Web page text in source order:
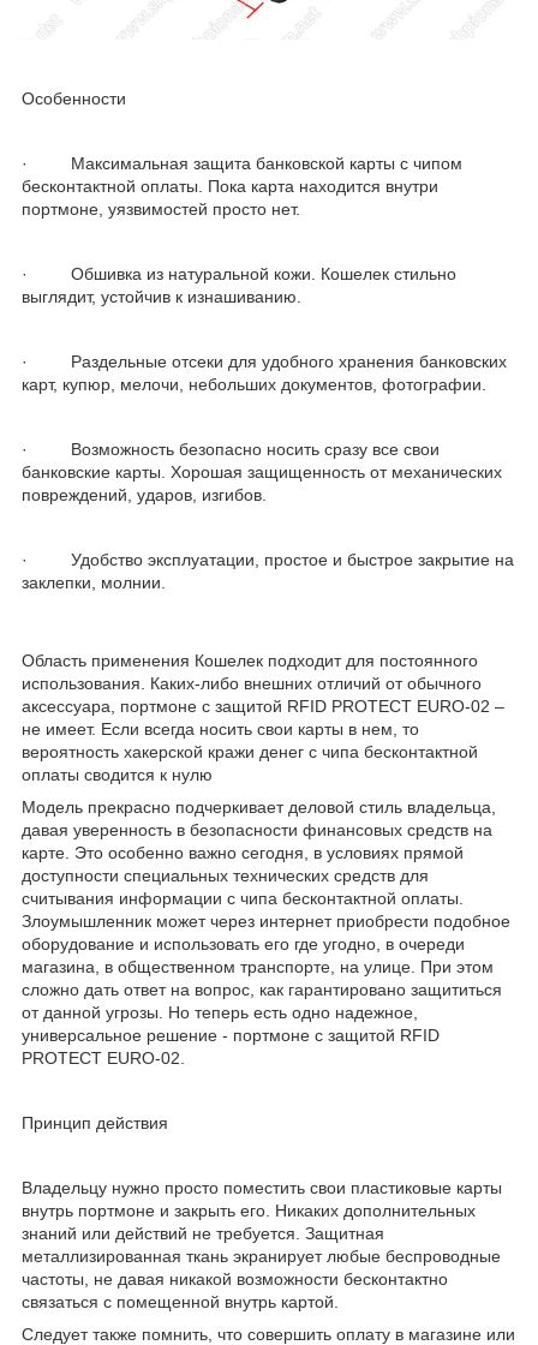
Особенности
· Максимальная защита банковской карты с чипом
бесконтактной оплаты. Пока карта находится внутри
портмоне, уязвимостей просто нет.
· Обшивка из натуральной кожи. Кошелек стильно
выглядит, устойчив к изнашиванию.
· Раздельные отсеки для удобного хранения банковских
карт, купюр, мелочи, небольших документов, фотографии.
· Возможность безопасно носить сразу все свои
банковские карты. Хорошая защищенность от механических
повреждений, ударов, изгибов.
· Удобство эксплуатации, простое и быстрое закрытие на
заклепки, молнии.
Область применения Кошелек подходит для постоянного
использования. Каких-либо внешних отличий от обычного
аксессуара, портмоне с защитой RFID PROTECT EURO-02 –
не имеет. Если всегда носить свои карты в нем, то
вероятность хакерской кражи денег с чипа бесконтактной
оплаты сводится к нулю
Модель прекрасно подчеркивает деловой стиль владельца,
давая уверенность в безопасности финансовых средств на
карте. Это особенно важно сегодня, в условиях прямой
доступности специальных технических средств для
считывания информации с чипа бесконтактной оплаты.
Злоумышленник может через интернет приобрести подобное
оборудование и использовать его где угодно, в очереди
магазина, в общественном транспорте, на улице. При этом
сложно дать ответ на вопрос, как гарантировано защититься
от данной угрозы. Но теперь есть одно надежное,
универсальное решение - портмоне с защитой RFID
PROTECT EURO-02.
Принцип действия
Владельцу нужно просто поместить свои пластиковые карты
внутрь портмоне и закрыть его. Никаких дополнительных
знаний или действий не требуется. Защитная
металлизированная ткань экранирует любые беспроводные
частоты, не давая никакой возможности бесконтактно
связаться с помещенной внутрь картой.
Следует также помнить, что совершить оплату в магазине или